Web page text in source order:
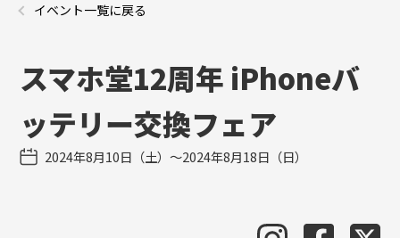
イベント一覧に戻る
スマホ堂12周年 iPhoneバ
ッテリー交換フェア
2024年8月10日（土）〜2024年8月18日（日）